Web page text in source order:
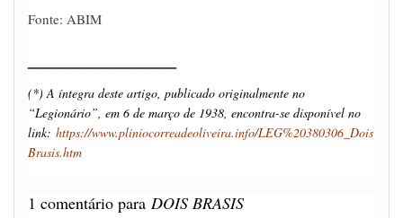
Fonte: ABIM
(*) A íntegra deste artigo, publicado originalmente no
“Legionário”, em 6 de março de 1938, encontra-se disponível no
link: https://www.pliniocorreadeoliveira.info/LEG%20380306_Dois
Brasis.htm
1 comentário para DOIS BRASIS